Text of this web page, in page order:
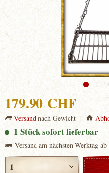
179.90 CHF
Versandnach Gewicht |
1 Stück sofort lieferbar
Versand am nächsten Werktag